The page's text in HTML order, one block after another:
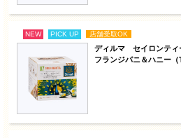
NEW PICK UP 店舗受取OK
ディルマ セイロンティ
フランジパニ＆ハニー